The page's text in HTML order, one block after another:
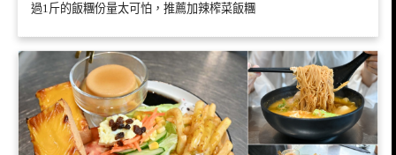
過1斤的飯糰份量太可怕，推薦加辣榨菜飯糰